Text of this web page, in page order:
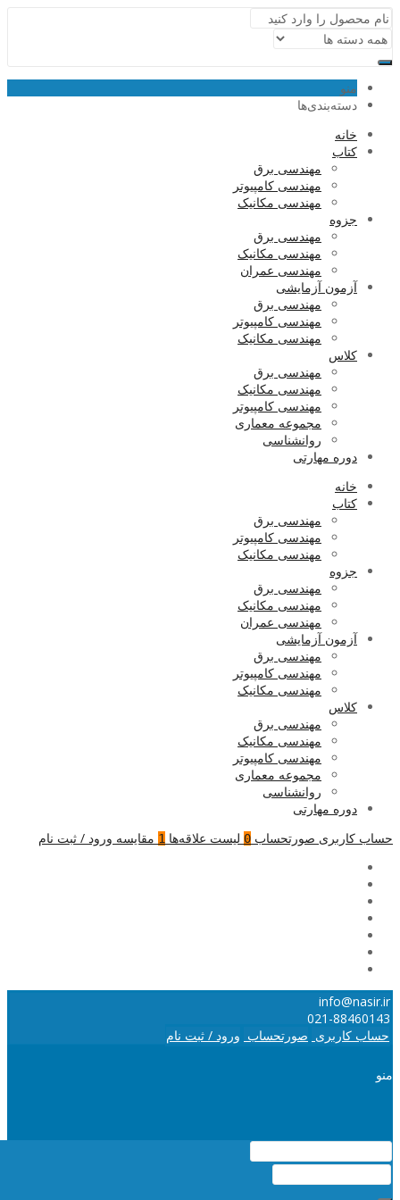
منو
دسته‌بندی‌ها
خانه
کتاب
مهندسی برق
مهندسی کامپیوتر
مهندسی مکانیک
جزوه
مهندسی برق
مهندسی مکانیک
مهندسی عمران
آزمون آزمایشی
مهندسی برق
مهندسی کامپیوتر
مهندسی مکانیک
کلاس
مهندسی برق
مهندسی مکانیک
مهندسی کامپیوتر
مجموعه معماری
روانشناسی
دوره مهارتی
خانه
کتاب
مهندسی برق
مهندسی کامپیوتر
مهندسی مکانیک
جزوه
مهندسی برق
مهندسی مکانیک
مهندسی عمران
آزمون آزمایشی
مهندسی برق
مهندسی کامپیوتر
مهندسی مکانیک
کلاس
مهندسی برق
مهندسی مکانیک
مهندسی کامپیوتر
مجموعه معماری
روانشناسی
دوره مهارتی
حساب کاربری صورتحساب 0 لیست علاقه‌ها 1 مقایسه ورود / ثبت نام
info@nasir.ir
021-88460143
حساب کاربری صورتحساب ورود / ثبت نام
منو